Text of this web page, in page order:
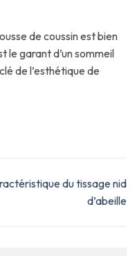
de coussin est bien
le garant d’un sommeil
de l’esthétique de
du tissage nid
d’abeille